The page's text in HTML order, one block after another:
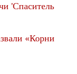
'Спаситель
«Корни